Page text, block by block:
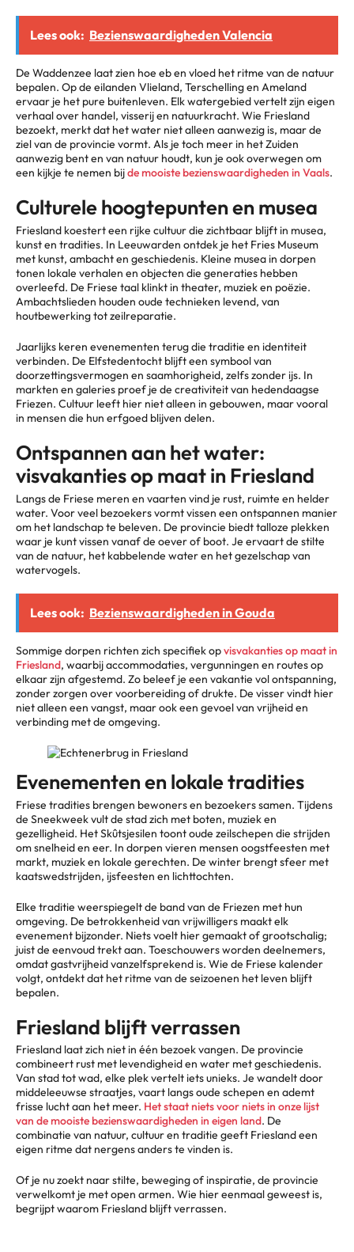
Lees ook: Bezienswaardigheden Valencia
De Waddenzee laat zien hoe eb en vloed het ritme van de natuur
bepalen. Op de eilanden Vlieland, Terschelling en Ameland
ervaar je het pure buitenleven. Elk watergebied vertelt zijn eigen
verhaal over handel, visserij en natuurkracht. Wie Friesland
bezoekt, merkt dat het water niet alleen aanwezig is, maar de
ziel van de provincie vormt. Als je toch meer in het Zuiden
aanwezig bent en van natuur houdt, kun je ook overwegen om
een kijkje te nemen bijde mooiste bezienswaardigheden in Vaals.
Culturele hoogtepunten en musea
Friesland koestert een rijke cultuur die zichtbaar blijft in musea,
kunst en tradities. In Leeuwarden ontdek je het Fries Museum
met kunst, ambacht en geschiedenis. Kleine musea in dorpen
tonen lokale verhalen en objecten die generaties hebben
overleefd. De Friese taal klinkt in theater, muziek en poëzie.
Ambachtslieden houden oude technieken levend, van
houtbewerking tot zeilreparatie.
Jaarlijks keren evenementen terug die traditie en identiteit
verbinden. De Elfstedentocht blijft een symbool van
doorzettingsvermogen en saamhorigheid, zelfs zonder ijs. In
markten en galeries proef je de creativiteit van hedendaagse
Friezen. Cultuur leeft hier niet alleen in gebouwen, maar vooral
in mensen die hun erfgoed blijven delen.
Ontspannen aan het water:
visvakanties op maat in Friesland
Langs de Friese meren en vaarten vind je rust, ruimte en helder
water. Voor veel bezoekers vormt vissen een ontspannen manier
om het landschap te beleven. De provincie biedt talloze plekken
waar je kunt vissen vanaf de oever of boot. Je ervaart de stilte
van de natuur, het kabbelende water en het gezelschap van
watervogels.
Lees ook: Bezienswaardigheden in Gouda
Sommige dorpen richten zich specifiek opvisvakanties op maat in
Friesland, waarbij accommodaties, vergunningen en routes op
elkaar zijn afgestemd. Zo beleef je een vakantie vol ontspanning,
zonder zorgen over voorbereiding of drukte. De visser vindt hier
niet alleen een vangst, maar ook een gevoel van vrijheid en
verbinding met de omgeving.
Evenementen en lokale tradities
Friese tradities brengen bewoners en bezoekers samen. Tijdens
de Sneekweek vult de stad zich met boten, muziek en
gezelligheid. Het Skûtsjesilen toont oude zeilschepen die strijden
om snelheid en eer. In dorpen vieren mensen oogstfeesten met
markt, muziek en lokale gerechten. De winter brengt sfeer met
kaatswedstrijden, ijsfeesten en lichttochten.
Elke traditie weerspiegelt de band van de Friezen met hun
omgeving. De betrokkenheid van vrijwilligers maakt elk
evenement bijzonder. Niets voelt hier gemaakt of grootschalig;
juist de eenvoud trekt aan. Toeschouwers worden deelnemers,
omdat gastvrijheid vanzelfsprekend is. Wie de Friese kalender
volgt, ontdekt dat het ritme van de seizoenen het leven blijft
bepalen.
Friesland blijft verrassen
Friesland laat zich niet in één bezoek vangen. De provincie
combineert rust met levendigheid en water met geschiedenis.
Van stad tot wad, elke plek vertelt iets unieks. Je wandelt door
middeleeuwse straatjes, vaart langs oude schepen en ademt
frisse lucht aan het meer. Het staat niets voor niets in onze lijst
van de mooiste bezienswaardigheden in eigen land. De
combinatie van natuur, cultuur en traditie geeft Friesland een
eigen ritme dat nergens anders te vinden is.
Of je nu zoekt naar stilte, beweging of inspiratie, de provincie
verwelkomt je met open armen. Wie hier eenmaal geweest is,
begrijpt waarom Friesland blijft verrassen.